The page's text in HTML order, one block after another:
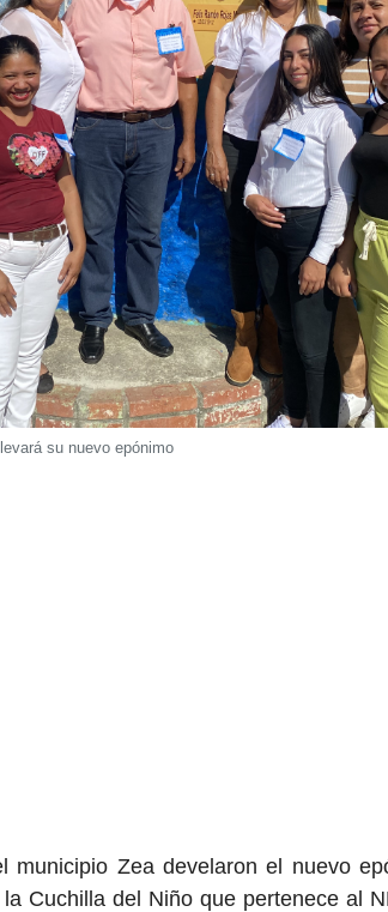
su nuevo epónimo
municipio Zea develaron el nuevo
Cuchilla del Niño que pertenece al